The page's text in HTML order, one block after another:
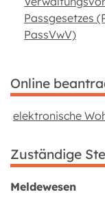
Passgesetzes
PassVwV)
Online
elektronische
Zuständige
Meldewesen